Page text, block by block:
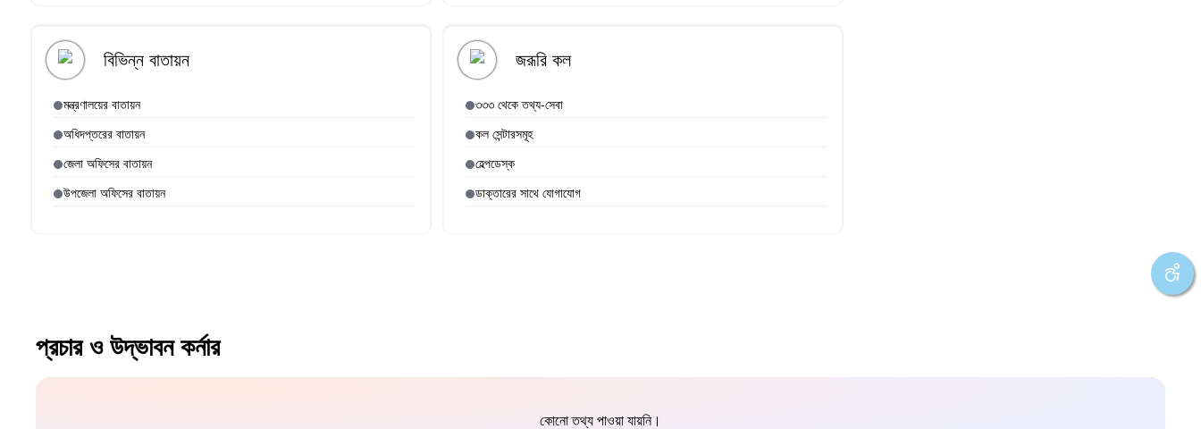
বিভিন্ন বাতায়ন
মন্ত্রণালয়ের বাতায়ন
অধিদপ্তরের বাতায়ন
জেলা অফিসের বাতায়ন
উপজেলা অফিসের বাতায়ন
জরূরি কল
৩৩৩ থেকে তথ্য-সেবা
কল সেন্টারসমূহ
হেল্পডেস্ক
ডাক্তারের সাথে যোগাযোগ
প্রচার ও উদ্ভাবন কর্নার
কোনো তথ্য পাওয়া যায়নি।